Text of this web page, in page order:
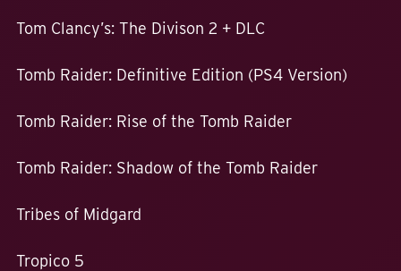
Tom Clancy’s: The Divison 2 + DLC
Tomb Raider: Definitive Edition (PS4 Version)
Tomb Raider: Rise of the Tomb Raider
Tomb Raider: Shadow of the Tomb Raider
Tribes of Midgard
Tropico 5